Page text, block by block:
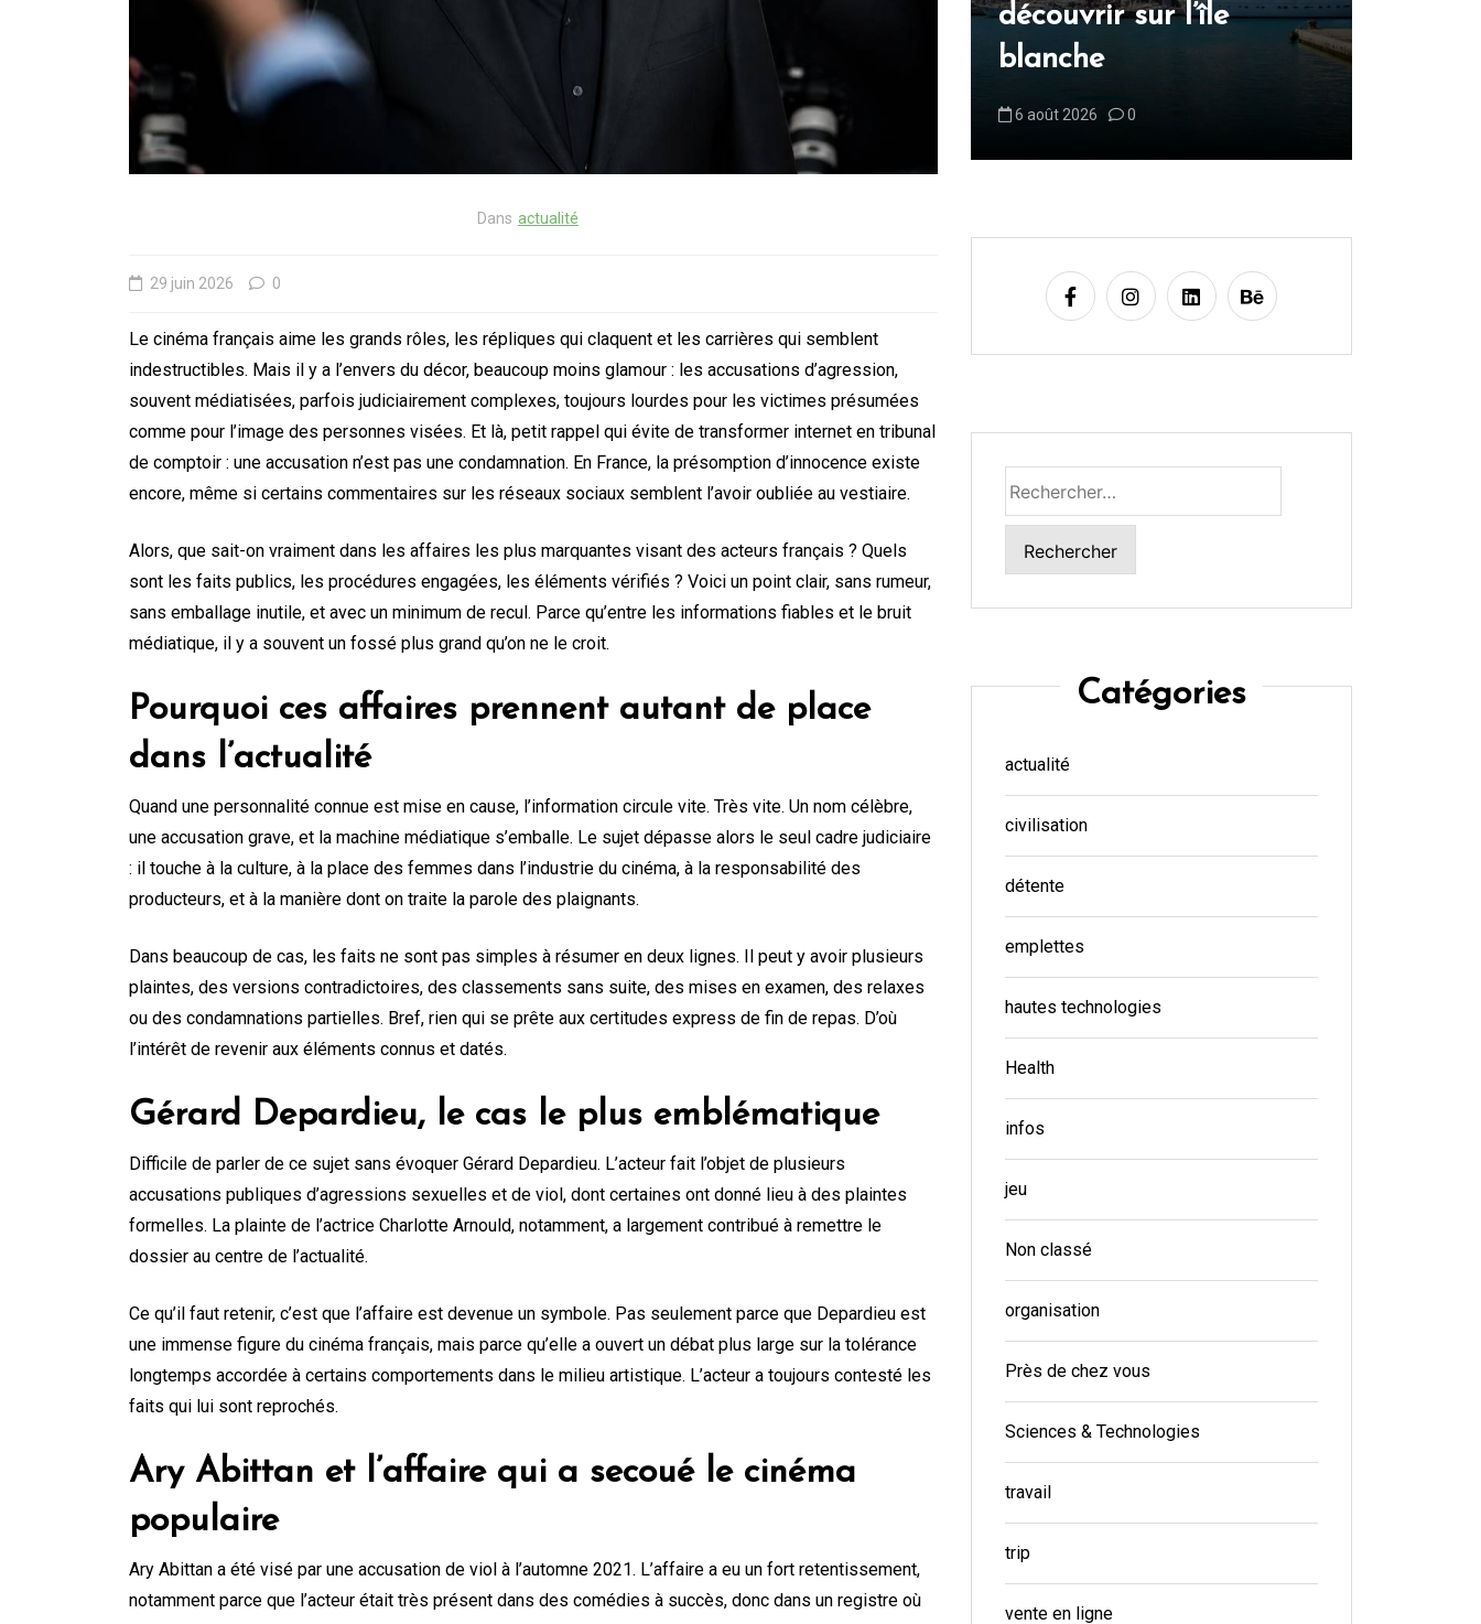
Dans actualité
29 juin 2026 0
Le cinéma français aime les grands rôles, les répliques qui claquent et les carrières qui semblent
indestructibles. Mais il y a l’envers du décor, beaucoup moins glamour : les accusations d’agression,
souvent médiatisées, parfois judiciairement complexes, toujours lourdes pour les victimes présumées
comme pour l’image des personnes visées. Et là, petit rappel qui évite de transformer internet en tribunal
de comptoir : une accusation n’est pas une condamnation. En France, la présomption d’innocence existe
encore, même si certains commentaires sur les réseaux sociaux semblent l’avoir oubliée au vestiaire.
Alors, que sait-on vraiment dans les affaires les plus marquantes visant des acteurs français ? Quels
sont les faits publics, les procédures engagées, les éléments vérifiés ? Voici un point clair, sans rumeur,
sans emballage inutile, et avec un minimum de recul. Parce qu’entre les informations fiables et le bruit
médiatique, il y a souvent un fossé plus grand qu’on ne le croit.
Pourquoi ces affaires prennent autant de place
dans l’actualité
Quand une personnalité connue est mise en cause, l’information circule vite. Très vite. Un nom célèbre,
une accusation grave, et la machine médiatique s’emballe. Le sujet dépasse alors le seul cadre judiciaire
: il touche à la culture, à la place des femmes dans l’industrie du cinéma, à la responsabilité des
producteurs, et à la manière dont on traite la parole des plaignants.
Dans beaucoup de cas, les faits ne sont pas simples à résumer en deux lignes. Il peut y avoir plusieurs
plaintes, des versions contradictoires, des classements sans suite, des mises en examen, des relaxes
ou des condamnations partielles. Bref, rien qui se prête aux certitudes express de fin de repas. D’où
l’intérêt de revenir aux éléments connus et datés.
Gérard Depardieu, le cas le plus emblématique
Difficile de parler de ce sujet sans évoquer Gérard Depardieu. L’acteur fait l’objet de plusieurs
accusations publiques d’agressions sexuelles et de viol, dont certaines ont donné lieu à des plaintes
formelles. La plainte de l’actrice Charlotte Arnould, notamment, a largement contribué à remettre le
dossier au centre de l’actualité.
Ce qu’il faut retenir, c’est que l’affaire est devenue un symbole. Pas seulement parce que Depardieu est
une immense figure du cinéma français, mais parce qu’elle a ouvert un débat plus large sur la tolérance
longtemps accordée à certains comportements dans le milieu artistique. L’acteur a toujours contesté les
faits qui lui sont reprochés.
Ary Abittan et l’affaire qui a secoué le cinéma
populaire
Ary Abittan a été visé par une accusation de viol à l’automne 2021. L’affaire a eu un fort retentissement,
notamment parce que l’acteur était très présent dans des comédies à succès, donc dans un registre où
découvrir sur l’île
blanche
6 août 2026
découvrir dans la ville
qui ne dort jamais
découvrir sur l’île
blanche
6 août 2026 0
Catégories
actualité
civilisation
détente
emplettes
hautes technologies
Health
infos
jeu
Non classé
organisation
Près de chez vous
Sciences & Technologies
travail
trip
vente en ligne